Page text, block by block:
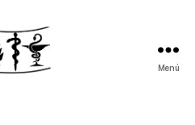
Menú